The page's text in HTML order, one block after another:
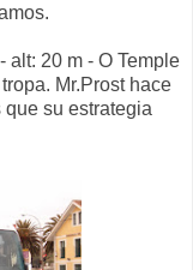
alt: 20 m - O Temple
Mr.Prost hace
su estrategia